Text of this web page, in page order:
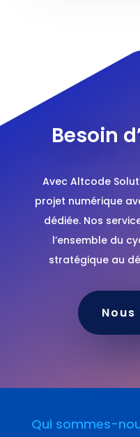
Besoin
Avec Altcode
projet numérique
dédiée. Nos
l’ensemble du
stratégique au
Qui sommes-